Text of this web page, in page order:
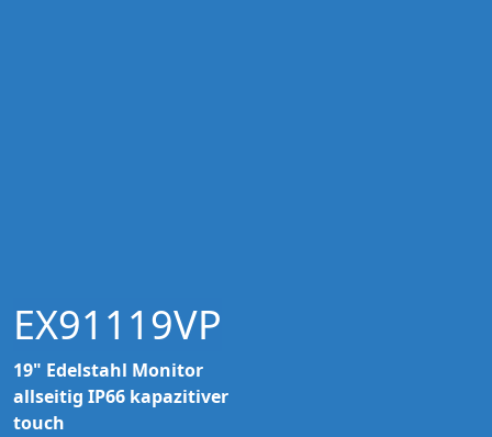
EX91119VP
19" Edelstahl Monitor
allseitig IP66 kapazitiver
touch